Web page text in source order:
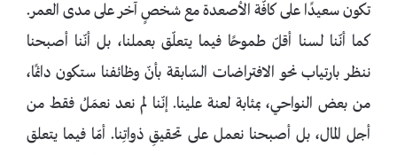
تكون سعيدًا على كافّة الأصعدة مع شخصٍ آخر على مدى العمر.
كما أنّنا لسنا أقلّ طموحًا فيما يتعلّق بعملنا، بل أنّنا أصبحنا
ننظر بارتياب نحو الافتراضات السّابقة بأنّ وظائفنا ستكون دائمًا،
من بعض النواحي، بمثابة لعنة علينا. إنّنا لم نعد نعمَلُ فقط من
أجل المال، بل أصبحنا نعمل على تحقيقِ ذواتِنا. أمّا فيما يتعلق